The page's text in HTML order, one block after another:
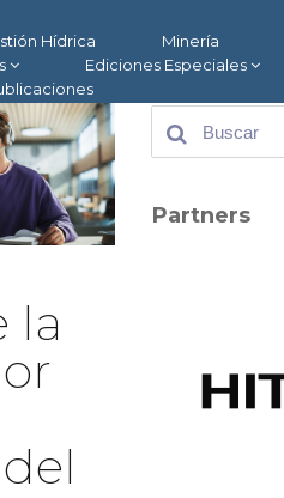
Hídrica Minería
Ediciones Especiales
la
Partners